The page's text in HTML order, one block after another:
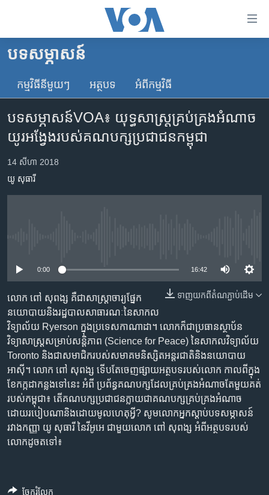
គេហទំព័រ​
និង​
ចូល​
ទំព័រ​
ព័ត៌មាន​​
ម្តង
រំលង​
សម្ព័ន្ធ​
រំលង​
និង​
ចូល​
ទៅ​
កាន់​
ទំព័រ​
ស្វែង​
រក
កម្ពុជា
អន្តរជាតិ
ហេឡូវីអូអេ
បណ្តាញ​សង្គម
ភាសា
បទ​សម្ភាសន៍
កម្មវិធី​នីមួយៗ អត្ថបទ​ អំពី​កម្មវិធី​
បទ​សម្ភាសន៍​​VOA៖ យុទ្ធសាស្រ្ត​គ្រប់គ្រង​អំណាច​
យូរ​អង្វែង​របស់​គណបក្ស​ប្រជាជន​កម្ពុជា
14 សីហា 2018
យូ សុធារី
0:00 16:42
ទាញ​យក​ពី​តំណភ្ជាប់​ដើម
លោក ពៅ សុពង្ស គឺ​ជា​សាស្រ្តាចារ្យ​ផ្នែក​
នយោបាយ​និង​រដ្ឋបាល​សាធារណៈ​នៃ​សាកល
វិទ្យាល័យ Ryerson ក្នុង​ប្រទេស​កាណាដា។ លោក​ក៏​ជា​ប្រធាន​ស្ថាប័ន​
វិទ្យាសាស្រ្ត​សម្រាប់​សន្តិភាព (Science for Peace) នៃ​សាកល​វិទ្យាល័យ
Toronto និង​ជា​សមាជិក​របស់​សមាគម​និស្សិត​អន្តរជាតិ​និង​នយោបាយ​
អាស៊ី។ លោក ពៅ សុពង្ស ទើប​តែ​ចេញ​ផ្សាយ​អត្ថបទ​របស់​លោក កាល​ពី​ក្នុង​
ខែ​កក្កដា​កន្លង​ទៅ​នេះ អំពី ​ប្រព័ន្ធ​គណបក្ស​ដែល​គ្រប់គ្រង​អំណាច​តែ​មួយ​គត់​
របស់​កម្ពុជា៖ តើ​គណបក្ស​ប្រជាជន​ក្លាយ​ជា​គណបក្ស​គ្រប់គ្រង​អំណាច​
ដោយ​របៀប​ណា​និង​ដោយ​មូលហេតុ​អ្វី? សូម​លោក​អ្នក​ស្តាប់​បទ​សម្ភាសន៍​
រវាង​កញ្ញា យូ សុធារី នៃ​វីអូអេ ជា​មួយ​លោក ពៅ សុពង្ស អំពី​អត្ថបទ​របស់​
លោក​ដូច​តទៅ៖
ចែករំលែក